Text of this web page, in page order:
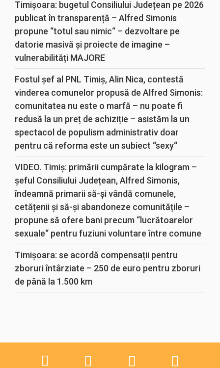
Timișoara: bugetul Consiliului Județean pe 2026
publicat în transparență – Alfred Simonis
propune “totul sau nimic“ – dezvoltare pe
datorie masivă și proiecte de imagine –
vulnerabilități MAJORE
Fostul șef al PNL Timiș, Alin Nica, contestă
vinderea comunelor propusă de Alfred Simonis:
comunitatea nu este o marfă – nu poate fi
redusă la un preț de achiziție – asistăm la un
spectacol de populism administrativ doar
pentru că reforma este un subiect “sexy“
VIDEO. Timiș: primării cumpărate la kilogram –
șeful Consiliului Județean, Alfred Simonis,
îndeamnă primarii să-și vândă comunele,
cetățenii și să-și abandoneze comunitățile –
propune să ofere bani precum “lucrătoarelor
sexuale“ pentru fuziuni voluntare între comune
Timișoara: se acordă compensații pentru
zboruri întârziate – 250 de euro pentru zboruri
de până la 1.500 km